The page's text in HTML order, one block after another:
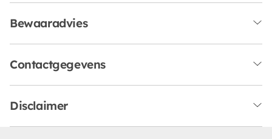
Bewaaradvies
Contactgegevens
Disclaimer